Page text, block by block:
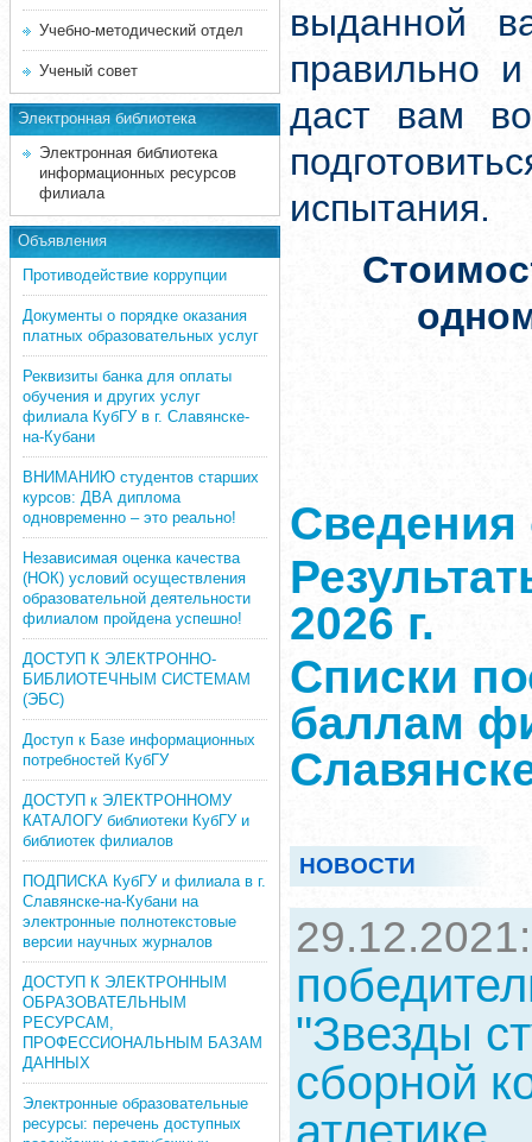
Учебно-методический отдел
Ученый совет
Электронная библиотека
Электронная библиотека
информационных ресурсов
филиала
Объявления
Противодействие коррупции
Документы о порядке оказания
платных образовательных услуг
Реквизиты банка для оплаты
обучения и других услуг
филиала КубГУ в г. Славянске-
на-Кубани
ВНИМАНИЮ студентов старших
курсов: ДВА диплома
одновременно – это реально!
Независимая оценка качества
(НОК) условий осуществления
образовательной деятельности
филиалом пройдена успешно!
ДОСТУП К ЭЛЕКТРОННО-
БИБЛИОТЕЧНЫМ СИСТЕМАМ
(ЭБС)
Доступ к Базе информационных
потребностей КубГУ
ДОСТУП к ЭЛЕКТРОННОМУ
КАТАЛОГУ библиотеки КубГУ и
библиотек филиалов
ПОДПИСКА КубГУ и филиала в г.
Славянске-на-Кубани на
электронные полнотекстовые
версии научных журналов
ДОСТУП К ЭЛЕКТРОННЫМ
ОБРАЗОВАТЕЛЬНЫМ
РЕСУРСАМ,
ПРОФЕССИОНАЛЬНЫМ БАЗАМ
ДАННЫХ
Электронные образовательные
ресурсы: перечень доступных
выданной
правильно
даст вам
испытания.
Сведения
2026 г.
Списки
баллам
НОВОСТИ
"Звезды
сборной
атлетике